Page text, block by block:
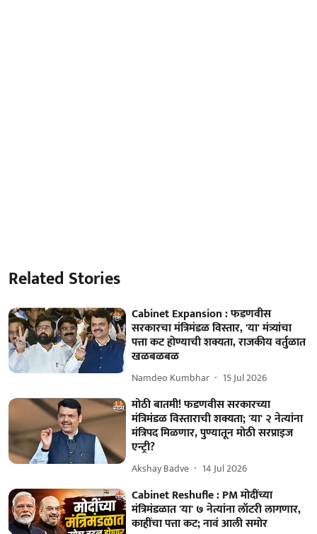
Related Stories
Cabinet Expansion : फडणवीस
सरकारचा मंत्रिमंडळ विस्तार, 'या' मंत्र्यांचा
पत्ता कट होण्याची शक्यता, राजकीय वर्तुळात
खळबळबळ
Namdeo Kumbhar 15 Jul 2026
मोठी बातमी! फडणवीस सरकारच्या
मंत्रिमंडळ विस्ताराची शक्यता; 'या' २ नेत्यांना
मंत्रिपद मिळणार, पुण्यातून मोठी सरप्राइज
एन्ट्री?
Akshay Badve 14 Jul 2026
Cabinet Reshufle : PM मोदींच्या
मंत्रिमंडळात 'या' ७ नेत्यांना लॉटरी लागणार,
काहींचा पत्ता कट; नावं आली समोर